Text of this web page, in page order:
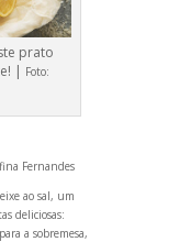
prato
| Foto:
Fernandes
ao sal, um
deliciosas:
a sobremesa,